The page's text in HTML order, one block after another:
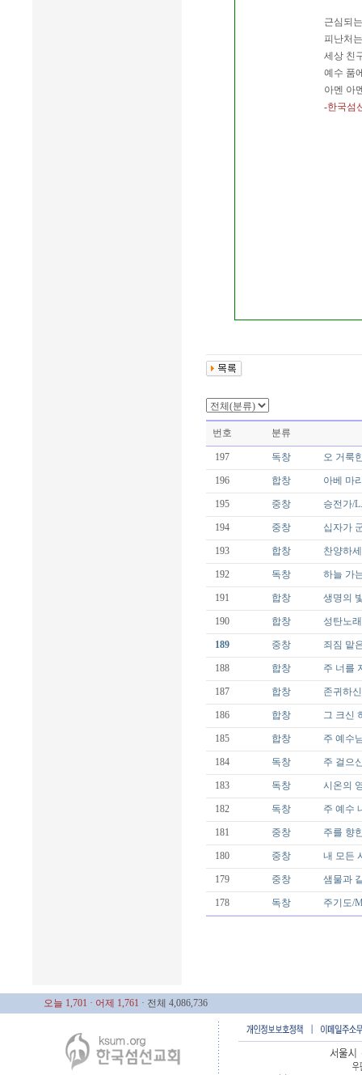
근심되
피난처
세상 친
예수 품
아멘 아
-한국섬
번호 분류
197 독창 오 거룩
196 합창 아베 마
195 중창 승전가/
194 중창 십자가
193 합창 찬양하
192 독창 하늘 가
191 합창 생명의
190 합창 성탄노
189 중창 죄짐 맡
188 합창 주 너를
187 합창 존귀하
186 합창 그 크신
185 합창 주 예수
184 독창 주 걸으
183 독창 시온의
182 독창 주 예수
181 중창 주를 향
180 중창 내 모든
179 중창 샘물과
178 독창 주기도/
오늘 1,701 · 어제 1,761 · 전체 4,086,736